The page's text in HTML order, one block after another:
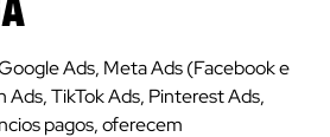
Ads, Meta Ads (Facebook e
TikTok Ads, Pinterest Ads,
pagos, oferecem